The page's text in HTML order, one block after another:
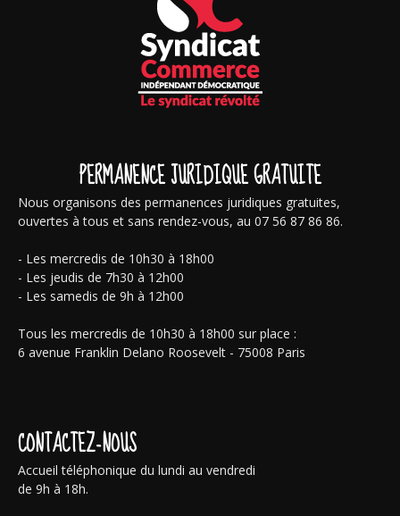
PERMANENCE JURIDIQUE GRATUITE
Nous organisons des permanences juridiques gratuites,
ouvertes à tous et sans rendez-vous, au 07 56 87 86 86.
- Les mercredis de 10h30 à 18h00
- Les jeudis de 7h30 à 12h00
- Les samedis de 9h à 12h00
Tous les mercredis de 10h30 à 18h00 sur place :
6 avenue Franklin Delano Roosevelt - 75008 Paris
CONTACTEZ-NOUS
Accueil téléphonique du lundi au vendredi
de 9h à 18h.